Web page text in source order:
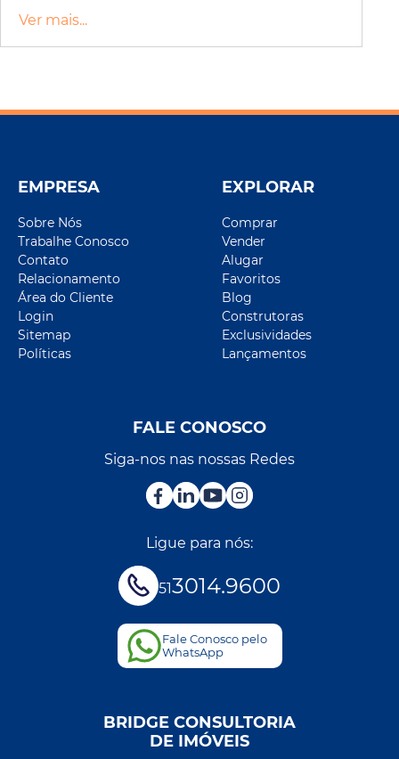
Ver mais...
EMPRESA
Sobre Nós
Trabalhe Conosco
Contato
Relacionamento
Área do Cliente
Login
Sitemap
Políticas
EXPLORAR
Comprar
Vender
Alugar
Favoritos
Blog
Construtoras
Exclusividades
Lançamentos
FALE CONOSCO
Siga-nos nas nossas Redes
Ligue para nós:
513014.9600
Fale Conosco pelo
WhatsApp
BRIDGE CONSULTORIA
DE IMÓVEIS